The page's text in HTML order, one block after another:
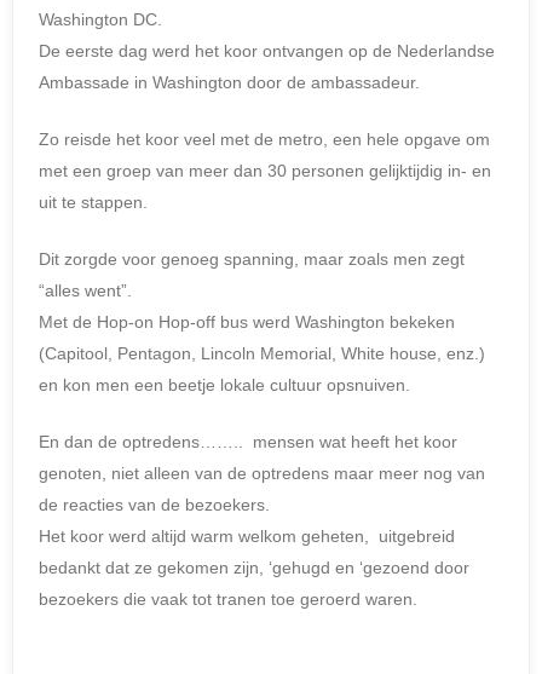
Washington DC.
De eerste dag werd het koor ontvangen op de Nederlandse
Ambassade in Washington door de ambassadeur.
Zo reisde het koor veel met de metro, een hele opgave om
met een groep van meer dan 30 personen gelijktijdig in- en
uit te stappen.
Dit zorgde voor genoeg spanning, maar zoals men zegt
“alles went”.
Met de Hop-on Hop-off bus werd Washington bekeken
(Capitool, Pentagon, Lincoln Memorial, White house, enz.)
en kon men een beetje lokale cultuur opsnuiven.
En dan de optredens…….. mensen wat heeft het koor
genoten, niet alleen van de optredens maar meer nog van
de reacties van de bezoekers.
Het koor werd altijd warm welkom geheten, uitgebreid
bedankt dat ze gekomen zijn, ‘gehugd en ‘gezoend door
bezoekers die vaak tot tranen toe geroerd waren.